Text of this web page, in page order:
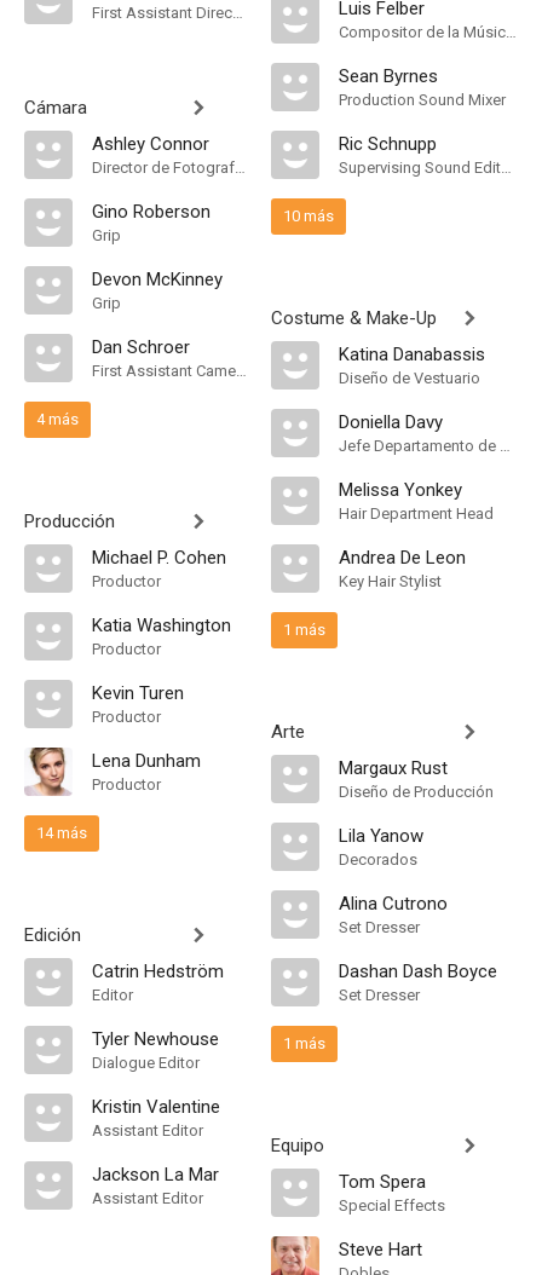
First Assistant Director
Cámara
Ashley Connor
Director de Fotografía, "A" Camera Operator
Gino Roberson
Grip
Devon McKinney
Grip
Dan Schroer
First Assistant Camera
4 más
Producción
Michael P. Cohen
Productor
Katia Washington
Productor
Kevin Turen
Productor
Lena Dunham
Productor
14 más
Edición
Catrin Hedström
Editor
Tyler Newhouse
Dialogue Editor
Kristin Valentine
Assistant Editor
Jackson La Mar
Assistant Editor
Luis Felber
Compositor de la Música Original
Sean Byrnes
Production Sound Mixer
Ric Schnupp
Supervising Sound Editor, Mezclador de Re-Grabación de Sonido
10 más
Costume & Make-Up
Katina Danabassis
Diseño de Vestuario
Doniella Davy
Jefe Departamento de Maquillaje
Melissa Yonkey
Hair Department Head
Andrea De Leon
Key Hair Stylist
1 más
Arte
Margaux Rust
Diseño de Producción
Lila Yanow
Decorados
Alina Cutrono
Set Dresser
Dashan Dash Boyce
Set Dresser
1 más
Equipo
Tom Spera
Special Effects
Steve Hart